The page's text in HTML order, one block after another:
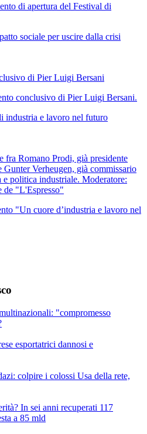
di apertura del Festival di
sociale per uscire dalla crisi
di Pier Luigi Bersani
conclusivo di Pier Luigi Bersani.
industria e lavoro nel futuro
fra Romano Prodi, già presidente
Verheugen, già commissario
politica industriale. Moderatore:
de "L'Espresso"
"Un cuore d’industria e lavoro nel
"compromesso
esportatrici dannosi e
colpire i colossi Usa della rete,
In sei anni recuperati 117
a 85 mld